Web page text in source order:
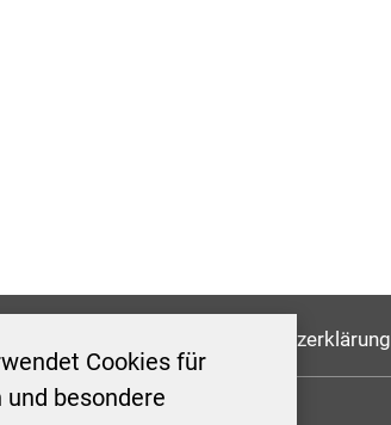
Cookies für
besondere
Datenschutzerklärung